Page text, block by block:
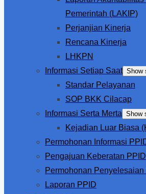
Pemerintah (LAKIP)
Perjanjian Kinerja
Rencana Kinerja
LHKPN
Informasi Setiap Saat Show
Standar Pelayanan
SOP BKK Cilacap
Informasi Serta Merta Show
Kejadian Luar Biasa
Permohonan Informasi
Pengajuan Keberatan PPID
Permohonan
Laporan PPID